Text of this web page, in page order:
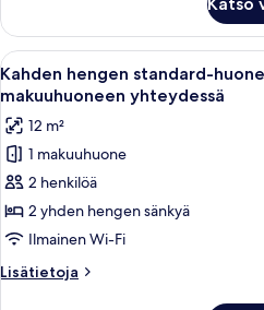
standard-
huone,
kylpyhuone
makuuhuoneen
Avaa
kaikki
huonetyypin
Kahden
hengen
standard-
huone
(kaksi
sänkyä),
kylpyhuone
10
Kahden hengen standard-
makuuhuoneen yhteydessä
12 m²
1 makuuhuone
2 henkilöä
2 yhden hengen sänkyä
Ilmainen Wi-Fi
Lisätietoja
Lisätietoja